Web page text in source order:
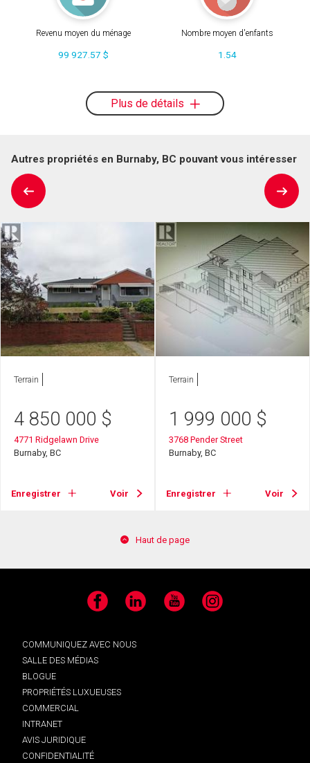
Revenu moyen du ménage
99 927.57 $
Nombre moyen d'enfants
1.54
Plus de détails
Autres propriétés en Burnaby, BC pouvant vous intéresser
Terrain
4 850 000 $
4771 Ridgelawn Drive
Burnaby, BC
Enregistrer Voir
Terrain
1 999 000 $
3768 Pender Street
Burnaby, BC
Enregistrer Voir
Haut de page
Facebook LinkedIn YouTube Instagram
COMMUNIQUEZ AVEC NOUS
SALLE DES MÉDIAS
BLOGUE
PROPRIÉTÉS LUXUEUSES
COMMERCIAL
INTRANET
AVIS JURIDIQUE
CONFIDENTIALITÉ